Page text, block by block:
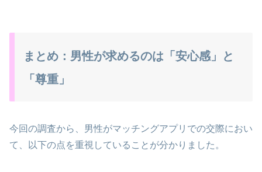
まとめ：男性が求めるのは「安心感」と
「尊重」
今回の調査から、男性がマッチングアプリでの交際におい
て、以下の点を重視していることが分かりました。